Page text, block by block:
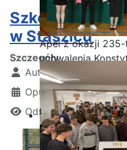
Apel z okazji
uchwalenia
Szkolenie
w Staszicu
Szczegóły
Autor:Kamil Krosta
Opublikowano: 18
Odsłon: 350